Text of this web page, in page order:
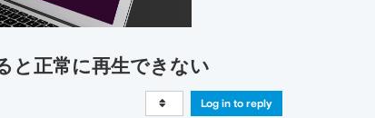
と正常に再生できない
Log in to reply